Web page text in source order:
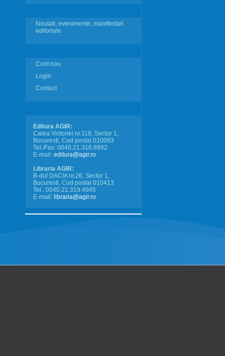
Noutati, evenimente, manifestari
editoriale
Cont nou
Login
Contact
Editura AGIR:
Calea Victoriei nr.118, Sector 1,
Bucuresti, Cod postal 010093
Tel./Fax: 0040.21.316.8992
E-mail: editura@agir.ro
Libraria AGIR:
B-dul DACIA nr.26, Sector 1,
Bucuresti, Cod postal 010413
Tel.: 0040.21.319.4945
E-mail: libraria@agir.ro